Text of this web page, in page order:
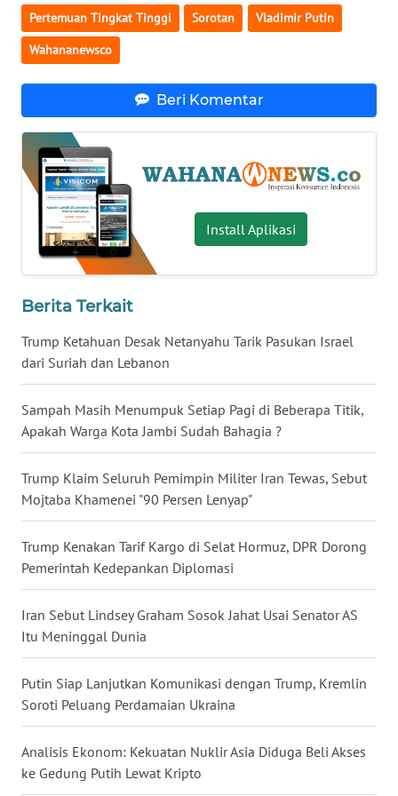
Pertemuan Tingkat Tinggi Sorotan Vladimir Putin
Wahananewsco
Beri Komentar
Install Aplikasi
Berita Terkait
Trump Ketahuan Desak Netanyahu Tarik Pasukan Israel
dari Suriah dan Lebanon
Sampah Masih Menumpuk Setiap Pagi di Beberapa Titik,
Apakah Warga Kota Jambi Sudah Bahagia ?
Trump Klaim Seluruh Pemimpin Militer Iran Tewas, Sebut
Mojtaba Khamenei "90 Persen Lenyap"
Trump Kenakan Tarif Kargo di Selat Hormuz, DPR Dorong
Pemerintah Kedepankan Diplomasi
Iran Sebut Lindsey Graham Sosok Jahat Usai Senator AS
Itu Meninggal Dunia
Putin Siap Lanjutkan Komunikasi dengan Trump, Kremlin
Soroti Peluang Perdamaian Ukraina
Analisis Ekonom: Kekuatan Nuklir Asia Diduga Beli Akses
ke Gedung Putih Lewat Kripto
WN
SERAMBI
JAMBI
WN
SULTRA
WN
NTB
SULTENG
WN
WN
WN
SUMBAR
WN
SUMSEL
WN
BENGKULU
WN
LAMPUNG
WN
JATENG